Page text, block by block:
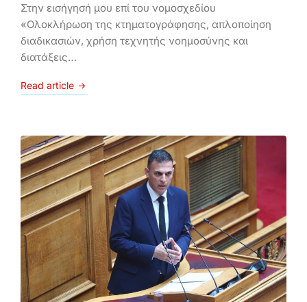
Στην εισήγησή μου επί του νομοσχεδίου
«Ολοκλήρωση της κτηματογράφησης, απλοποίηση
διαδικασιών, χρήση τεχνητής νοημοσύνης και
διατάξεις…
Read article